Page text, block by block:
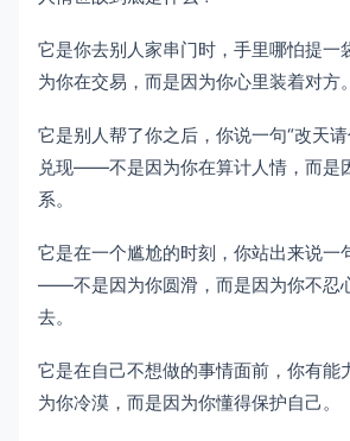
它是你去别人家串门时，手里哪怕提
为你在交易，而是因为你心里装着对方。
它是别人帮了你之后，你说一句“改天
兑现——不是因为你在算计人情，而是
系。
它是在一个尴尬的时刻，你站出来说一
——不是因为你圆滑，而是因为你不忍
去。
它是在自己不想做的事情面前，你有
为你冷漠，而是因为你懂得保护自己。